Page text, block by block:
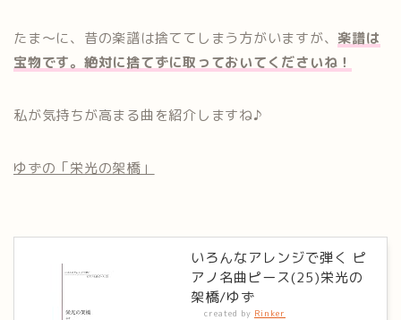
たま〜に、昔の楽譜は捨ててしまう方がいますが、 楽譜は
宝物です。絶対に捨てずに取っておいてくださいね！
私が気持ちが高まる曲を紹介しますね♪
ゆずの「栄光の架橋」
いろんなアレンジで弾く ピ
アノ名曲ピース(25)栄光の
架橋/ゆず
created by Rinker